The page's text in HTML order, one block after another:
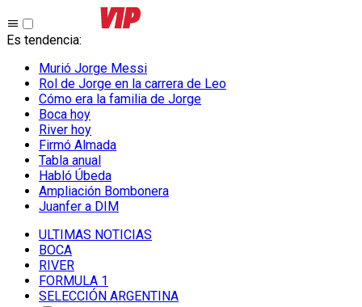
Es tendencia:
Murió Jorge Messi
Rol de Jorge en la carrera de Leo
Cómo era la familia de Jorge
Boca hoy
River hoy
Firmó Almada
Tabla anual
Habló Úbeda
Ampliación Bombonera
Juanfer a DIM
ULTIMAS NOTICIAS
BOCA
RIVER
FORMULA 1
SELECCIÓN ARGENTINA